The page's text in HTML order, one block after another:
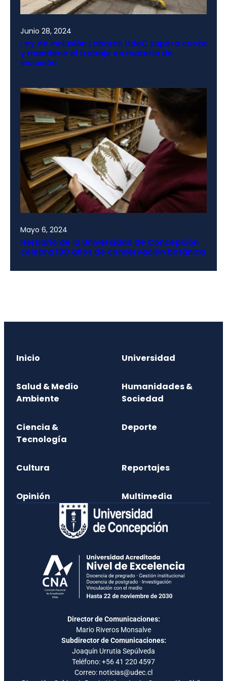
Junio 28, 2024
Ley de Inclusión Laboral: UdeC supera cuota
y mantiene el trabajo en materia de
inclusión
Mayo 6, 2024
Herbario de la Universidad de Concepción
celebra 100 años de conservación botánica
Inicio Universidad
Salud & Medio
Ambiente
Humanidades &
Sociedad
Ciencia &
Tecnología
Deporte
Cultura Reportajes
Opinión Multimedia
Director de Comunicaciones:
Mario Riveros Monsalve
Subdirector de Comunicaciones:
Joaquín Urrutia Sepúlveda
Teléfono:+56 41 220 4597
Correo: noticias@udec.cl